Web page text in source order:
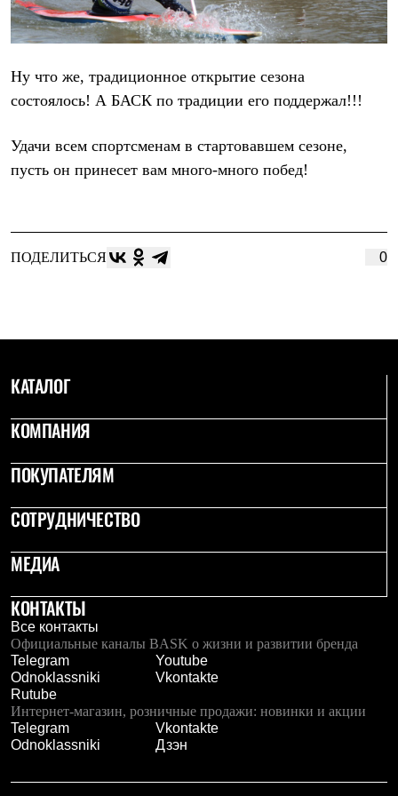
Ну что же, традиционное открытие сезона
состоялось! А БАСК по традиции его поддержал!!!
Удачи всем спортсменам в стартовавшем сезоне,
пусть он принесет вам много-много побед!
ПОДЕЛИТЬСЯ 0
КАТАЛОГ
КОМПАНИЯ
ПОКУПАТЕЛЯМ
СОТРУДНИЧЕСТВО
МЕДИА
КОНТАКТЫ
Все контакты
Официальные каналы BASK о жизни и развитии бренда
Telegram
Youtube
Odnoklassniki
Vkontakte
Rutube
Интернет-магазин, розничные продажи: новинки и акции
Telegram
Vkontakte
Odnoklassniki
Дзэн